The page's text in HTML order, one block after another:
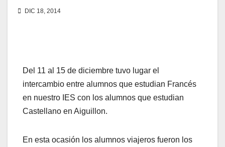
DIC 18, 2014
Del 11 al 15 de diciembre tuvo lugar el
intercambio entre alumnos que estudian Francés
en nuestro IES con los alumnos que estudian
Castellano en Aiguillon.
En esta ocasión los alumnos viajeros fueron los